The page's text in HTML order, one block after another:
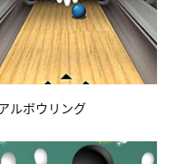
ルボウリング